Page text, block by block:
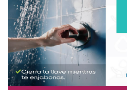
Tijuana BC 25 de junio de 2014 (AFN).-
Estudiantes de nivel básico e
intermedio que residen en el décimo
distrito ...